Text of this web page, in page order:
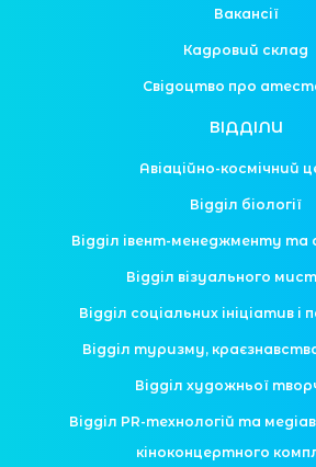
Вакансії
Кадровий склад
Свідоцтво про
ВІДДІЛИ
Авіаційно-космічний
Відділ біології
Відділ івент-менеджменту та
Відділ візуального
Відділ соціальних ініціатив
Відділ туризму,
Відділ художньої
Відділ PR-технологій та
кіноконцертного